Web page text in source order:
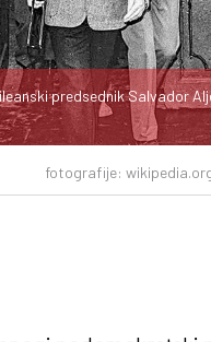
fotografije:
predsednik Salvador